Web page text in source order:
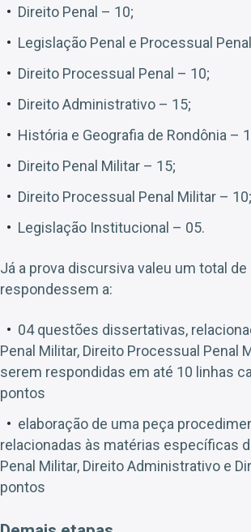
Direito Penal – 10;
Legislação Penal e Processual
Direito Processual Penal – 10;
Direito Administrativo – 15;
História e Geografia de Rondônia –
Direito Penal Militar – 15;
Direito Processual Penal Militar – 10;
Legislação Institucional – 05.
Já a prova discursiva valeu um total de
respondessem a:
04 questões dissertativas,
Penal Militar, Direito Processual Penal
serem respondidas em até 10 linhas
pontos
elaboração de uma peça
relacionadas às matérias específicas
Penal Militar, Direito Administrativo e
pontos